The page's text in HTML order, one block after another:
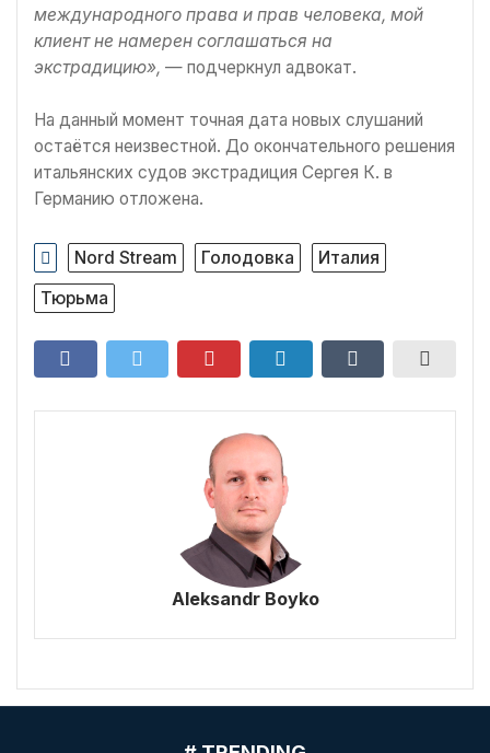
международного права и прав человека, мой
клиент не намерен соглашаться на
экстрадицию», — подчеркнул адвокат.
На данный момент точная дата новых слушаний
остаётся неизвестной. До окончательного решения
итальянских судов экстрадиция Сергея К. в
Германию отложена.
Nord Stream Голодовка
Италия
Тюрьма
Aleksandr Boyko